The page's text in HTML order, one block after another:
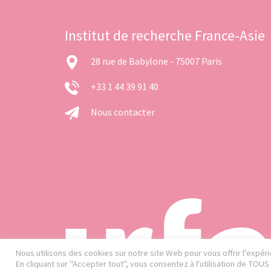
Institut de recherche France-Asie
28 rue de Babylone - 75007 Paris
+33 1 44 39 91 40
Nous contacter
Nous utilisons des cookies sur notre site Web pour vous offrir
En cliquant sur "Accepter tout", vous consentez à l'utilisation de